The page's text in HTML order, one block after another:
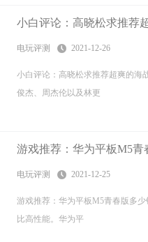
小白评论：高晓松求推荐
电玩评测 2021-12-26
小白评论：高晓松求推荐超爽的海
俊杰、周杰伦以及林更
游戏推荐：华为平板M5
电玩评测 2021-12-25
游戏推荐：华为平板M5青春版多
比高性能。华为平